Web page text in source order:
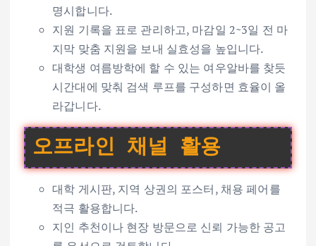
명시합니다.
지원 기록을 표로 관리하고, 마감일 2~3일 전 마
지막 맞춤 지원을 보내 실효성을 높입니다.
대학생 여름방학에 할 수 있는 여우알바를 찾듯
시간대에 맞춰 검색 루프를 구성하면 효율이 올
라갑니다.
오프라인 채널 활용
대학 게시판, 지역 상권의 포스터, 채용 페어를
적극 활용합니다.
지인 추천이나 현장 방문으로 신뢰 가능한 공고